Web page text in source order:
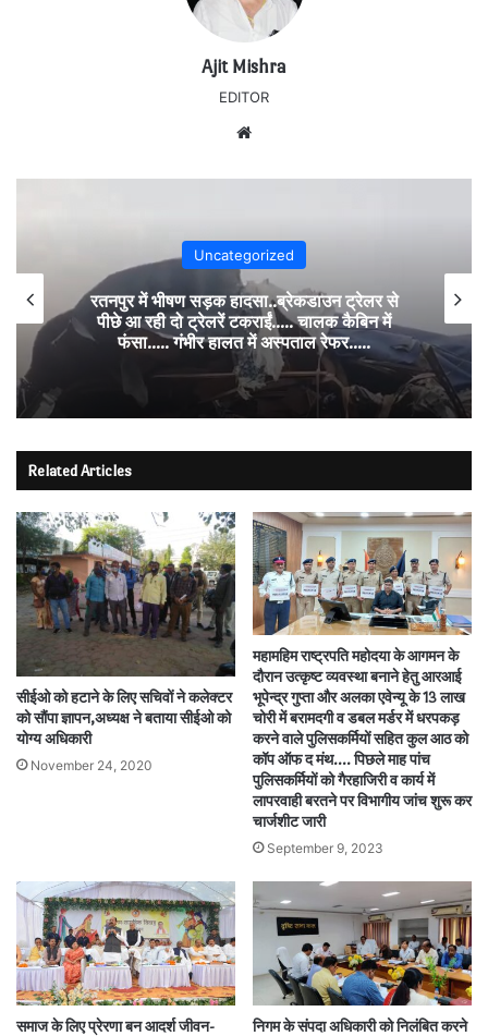
Ajit Mishra
EDITOR
Uncategorized
रतनपुर में भीषण सड़क हादसा..ब्रेकडाउन ट्रेलर से
पीछे आ रही दो ट्रेलरें टकराईं….. चालक कैबिन में
फंसा….. गंभीर हालत में अस्पताल रेफर…..
Related Articles
सीईओ को हटाने के लिए सचिवों ने कलेक्टर
को सौंपा ज्ञापन,अध्यक्ष ने बताया सीईओ को
योग्य अधिकारी
November 24, 2020
महामहिम राष्ट्रपति महोदया के आगमन के
दौरान उत्कृष्ट व्यवस्था बनाने हेतु आरआई
भूपेन्द्र गुप्ता और अलका एवेन्यू के 13 लाख
चोरी में बरामदगी व डबल मर्डर में धरपकड़
करने वाले पुलिसकर्मियों सहित कुल आठ को
कॉप ऑफ द मंथ…. पिछले माह पांच
पुलिसकर्मियों को गैरहाजिरी व कार्य में
लापरवाही बरतने पर विभागीय जांच शुरू कर
चार्जशीट जारी
September 9, 2023
समाज के लिए प्रेरणा बन आदर्श जीवन-
निगम के संपदा अधिकारी को निलंबित करने